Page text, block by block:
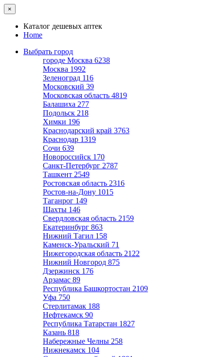
×
Каталог дешевых аптек
Home
Выбрать город
городе Москва 6238
Москва 1992
Зеленоград 116
Московский 39
Московская область 4819
Балашиха 277
Подольск 218
Химки 196
Краснодарский край 3763
Краснодар 1319
Сочи 639
Новороссийск 170
Санкт-Петербург 2787
Ташкент 2549
Ростовская область 2316
Ростов-на-Дону 1015
Таганрог 149
Шахты 146
Свердловская область 2159
Екатеринбург 863
Нижний Тагил 158
Каменск-Уральский 71
Нижегородская область 2122
Нижний Новгород 875
Дзержинск 176
Арзамас 89
Республика Башкортостан 2109
Уфа 750
Стерлитамак 188
Нефтекамск 90
Республика Татарстан 1827
Казань 818
Набережные Челны 258
Нижнекамск 104